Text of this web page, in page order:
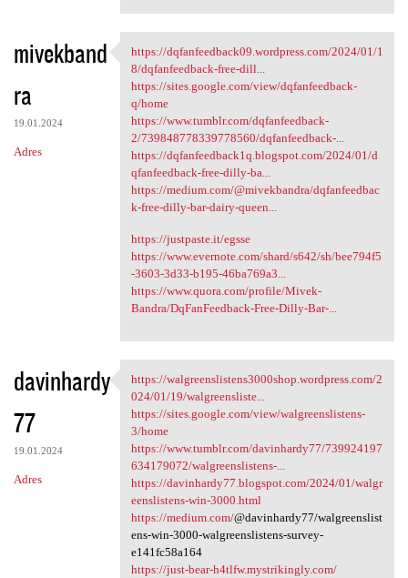
mivekband
ra
19.01.2024
Adres
https://dqfanfeedback09
https://dqfanfeedback09.wordpress.com/2024/01/1
8/dqfanfeedback-free-dill...
https://sites.google.com/view/dqfanfeedback-
q/home
https://www.tumblr.com/dqfanfeedback-
2/739848778339778560/dqfanfeedback-...
https://dqfanfeedback1q.blogspot.com/2024/01/d
qfanfeedback-free-dilly-ba...
https://medium.com/@mivekbandra/dqfanfeedbac
k-free-dilly-bar-dairy-queen...
https://justpaste.it/egsse
https://www.evernote.com/shard/s642/sh/bee794f5
-3603-3d33-b195-46ba769a3...
https://www.quora.com/profile/Mivek-
Bandra/DqFanFeedback-Free-Dilly-Bar-...
davinhardy
77
19.01.2024
Adres
https:/
https://walgreenslistens3000shop.wordpress.com/2
024/01/19/walgreensliste...
https://sites.google.com/view/walgreenslistens-
3/home
https://www.tumblr.com/davinhardy77/739924197
634179072/walgreenslistens-...
https://davinhardy77.blogspot.com/2024/01/walgr
eenslistens-win-3000.html
https://medium.com/@davinhardy77/walgreenslist
ens-win-3000-walgreenslistens-survey-
e141fc58a164
https://just-bear-h4tlfw.mystrikingly.com/